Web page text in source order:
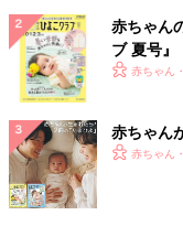
赤ちゃん
ブ 夏号
く！ おっ
赤ちゃん
赤ちゃん
赤ちゃん